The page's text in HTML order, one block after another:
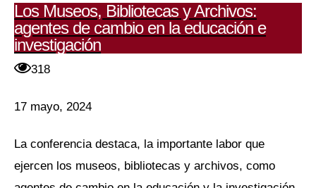
Los Museos, Bibliotecas y Archivos:
agentes de cambio en la educación e
investigación
318
17 mayo, 2024
La conferencia destaca, la importante labor que
ejercen los museos, bibliotecas y archivos, como